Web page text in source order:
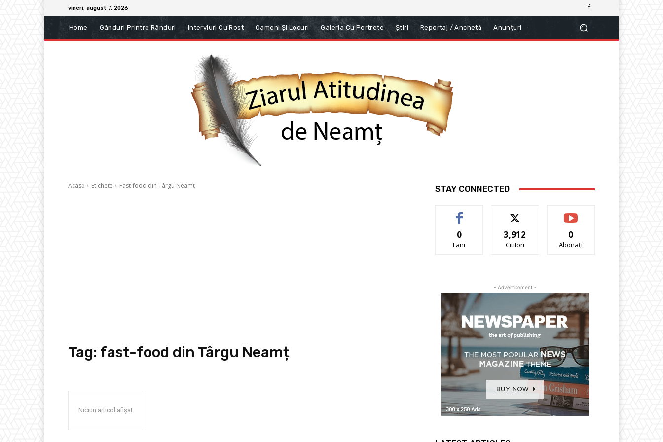
vineri, august 7, 2026
Home Gânduri Printre Rânduri Interviuri Cu Rost Oameni Și Locuri Galeria Cu Portrete Știri Reportaj / Anchetă Anunțuri
Acasă Etichete Fast-food din Târgu Neamț
Tag: fast-food din Târgu Neamț
Niciun articol afișat
STAY CONNECTED
0
Fani
3,912
Cititori
0
Abonați
- Advertisement -